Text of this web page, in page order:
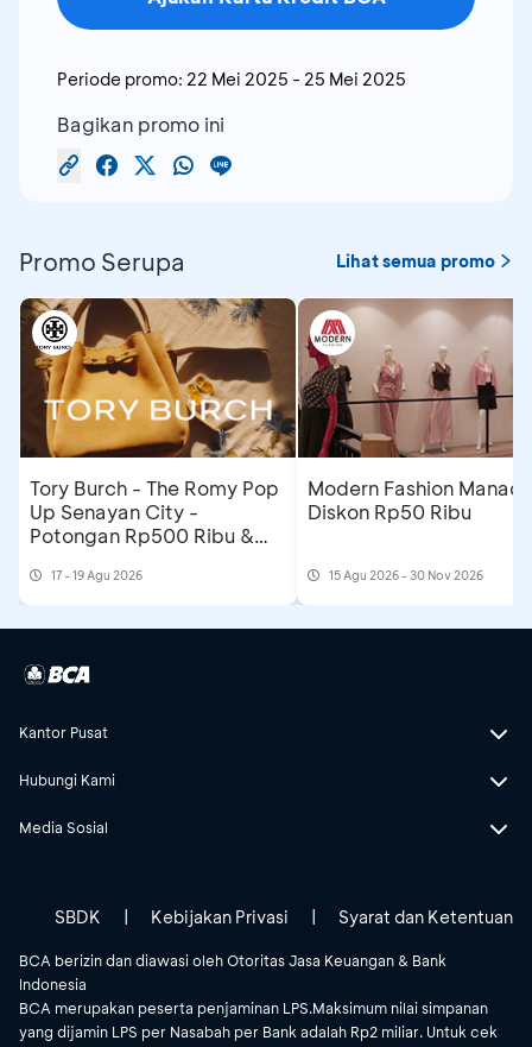
Periode promo: 22 Mei 2025 - 25 Mei 2025
Bagikan promo ini
Promo Serupa Lihat semua promo
Tory Burch - The Romy Pop
Up Senayan City -
Potongan Rp500 Ribu &
17 - 19 Agu 2026
Modern Fashion
Diskon Rp50 Ribu
15 Agu 2026 - 30 Nov 2026
Kantor Pusat
Hubungi Kami
Media Sosial
BCA berizin dan diawasi oleh Otoritas Jasa Keuangan & Bank
Indonesia
BCA merupakan peserta penjaminan LPS.Maksimum nilai simpanan
yang dijamin LPS per Nasabah per Bank adalah Rp2 miliar. Untuk cek
SBDK Kebijakan Privasi Syarat dan Ketentuan